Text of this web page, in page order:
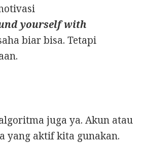
yourself with
biar bisa. Tetapi
juga ya. Akun atau
yang aktif kita gunakan.